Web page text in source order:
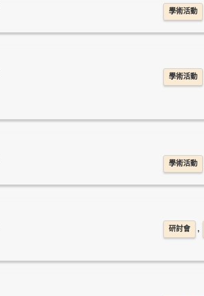
學術活動
學術活動
學術活動
研討會 ,